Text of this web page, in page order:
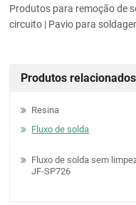
Produtos para remoção de
circuito | Pavio para
Produtos relacionados
Resina
Fluxo de solda
Fluxo de solda sem
JF-SP726